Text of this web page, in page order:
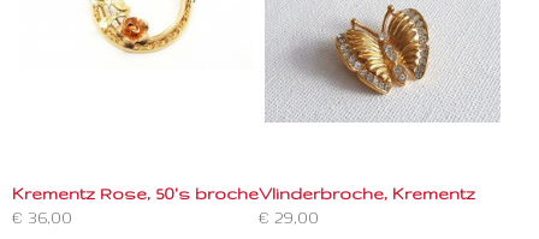
Krementz Rose, 50's broche
€ 36,00
Vlinderbroche, Krementz
€ 29,00